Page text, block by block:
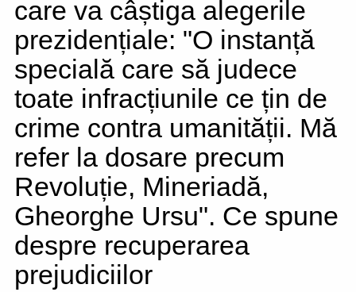
care va câștiga alegerile
prezidențiale: "O instanță
specială care să judece
toate infracțiunile ce țin de
crime contra umanității. Mă
refer la dosare precum
Revoluție, Mineriadă,
Gheorghe Ursu". Ce spune
despre recuperarea
prejudiciilor